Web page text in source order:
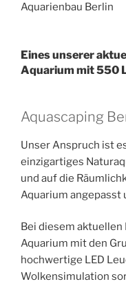
Aquarienbau Berlin
Eines unserer
Aquarium mit 550
Aquascaping
Unser Anspruch ist
einzigartiges
und auf die
Aquarium angepasst
Bei diesem
Aquarium mit den
hochwertige LED
Wolkensimulation